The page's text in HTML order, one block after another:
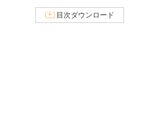
目次ダウンロード